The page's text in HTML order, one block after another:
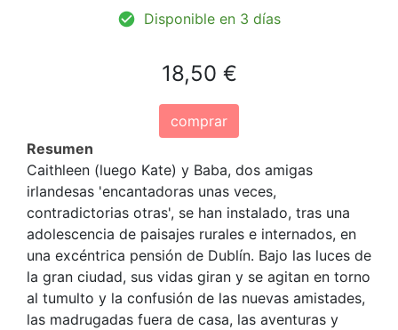
Disponible en 3 días
18,50 €
comprar
Resumen
Caithleen (luego Kate) y Baba, dos amigas
irlandesas 'encantadoras unas veces,
contradictorias otras', se han instalado, tras una
adolescencia de paisajes rurales e internados, en
una excéntrica pensión de Dublín. Bajo las luces de
la gran ciudad, sus vidas giran y se agitan en torno
al tumulto y la confusión de las nuevas amistades,
las madrugadas fuera de casa, las aventuras y